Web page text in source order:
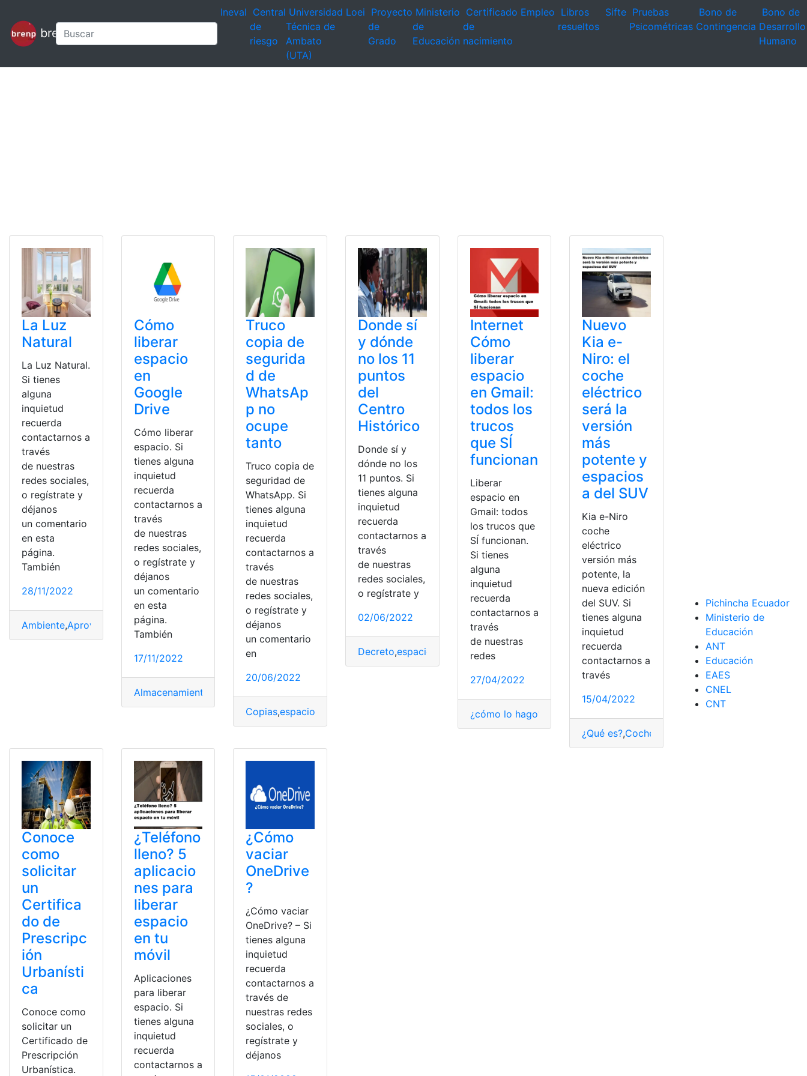
brenp
Ineval Central
de
riesgo
Universidad
Técnica de
Ambato
(UTA)
Loei Proyecto
de
Grado
Ministerio
de
Educación
Certificado
de
nacimiento
Empleo Libros
resueltos
Sifte Pruebas
Psicométricas
Bono de
Contingencia
Bono de
Desarrollo
Humano
La Luz
Natural
La Luz Natural.
Si tienes
alguna
inquietud
recuerda
contactarnos a
través
de nuestras
redes sociales,
o regístrate y
déjanos
un comentario
en esta
página.
También
28/11/2022
Ambiente,Aprovechar espacios,iluminar ,luz eléctrica tiempo
Cómo
liberar
espacio
en
Google
Drive
Cómo liberar
espacio. Si
tienes alguna
inquietud
recuerda
contactarnos a
través
de nuestras
redes sociales,
o regístrate y
déjanos
un comentario
en esta
página.
También
17/11/2022
Almacenamiento
Truco
copia de
segurida
d de
WhatsAp
p no
ocupe
tanto
Truco copia de
seguridad de
WhatsApp. Si
tienes alguna
inquietud
recuerda
contactarnos a
través
de nuestras
redes sociales,
o regístrate y
déjanos
un comentario
en
20/06/2022
Copias,espacios
Donde sí
y dónde
no los 11
puntos
del
Centro
Histórico
Donde sí y
dónde no los
11 puntos. Si
tienes alguna
inquietud
recuerda
contactarnos a
través
de nuestras
redes sociales,
o regístrate y
02/06/2022
Decreto,espacios México
Internet
Cómo
liberar
espacio
en Gmail:
todos los
trucos
que SÍ
funcionan
Liberar
espacio en
Gmail: todos
los trucos que
SÍ funcionan.
Si tienes
alguna
inquietud
recuerda
contactarnos a
través
de nuestras
redes
27/04/2022
¿cómo lo hago?
Nuevo
Kia e-
Niro: el
coche
eléctrico
será la
versión
más
potente y
espacios
a del SUV
Kia e-Niro
coche
eléctrico
versión más
potente, la
nueva edición
del SUV. Si
tienes alguna
inquietud
recuerda
contactarnos a
través
15/04/2022
¿Qué es?,Coches eléctricos
Conoce
como
solicitar
un
Certifica
do de
Prescripc
ión
Urbanísti
ca
Conoce como
solicitar un
Certificado de
Prescripción
Urbanística.
¿Teléfono
lleno? 5
aplicacio
nes para
liberar
espacio
en tu
móvil
Aplicaciones
para liberar
espacio. Si
tienes alguna
inquietud
recuerda
contactarnos a
¿Cómo
vaciar
OneDrive
?
¿Cómo vaciar
OneDrive? – Si
tienes alguna
inquietud
recuerda
contactarnos a
través de
nuestras redes
sociales, o
regístrate y
déjanos
Pichincha Ecuador
Ministerio de
Educación
ANT
Educación
EAES
CNEL
CNT